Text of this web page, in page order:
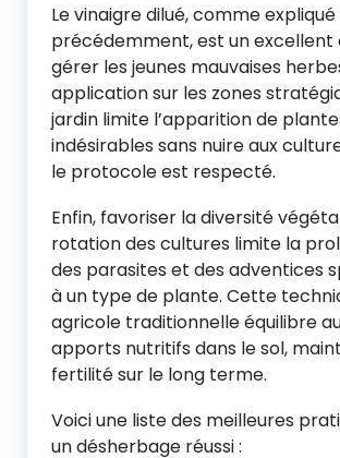
Le vinaigre dilué, comme expliqué
précédemment, est un excellent
gérer les jeunes mauvaises
application sur les zones
jardin limite l’apparition de
indésirables sans nuire aux
le protocole est respecté.
Enfin, favoriser la diversité
rotation des cultures limite la
des parasites et des adventices
à un type de plante. Cette
agricole traditionnelle équilibre
apports nutritifs dans le sol,
fertilité sur le long terme.
Voici une liste des meilleures
un désherbage réussi :